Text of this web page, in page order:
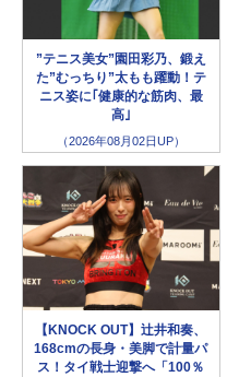
”テニス美女”園田彩乃、鍛え
た”むっちり”太もも躍動！テ
ニス姿に｢健康的な筋肉、最
高｣
（2026年08月02日UP）
【KNOCK OUT】辻井和奏、
168cmの長身・美脚で計量パ
ス！タイ戦士迎撃へ「100％